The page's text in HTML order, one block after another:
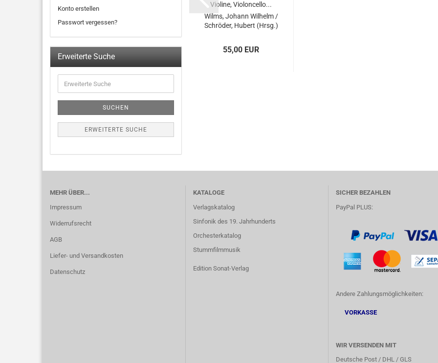
Violine, Violoncello...
Wilms, Johann Wilhelm /
Schröder, Hubert (Hrsg.)
55,00 EUR
Konto erstellen
Passwort vergessen?
Erweiterte Suche
SUCHEN
ERWEITERTE SUCHE
MEHR ÜBER...
Impressum
Widerrufsrecht
AGB
Liefer- und Versandkosten
Datenschutz
KATALOGE
Verlagskatalog
Sinfonik des 19. Jahrhunderts
Orchesterkatalog
Stummfilmmusik
Edition Sonat-Verlag
SICHER BEZAHLEN
PayPal PLUS:
Andere Zahlungsmöglichkeiten:
VORKASSE
WIR VERSENDEN MIT
Deutsche Post / DHL / GLS